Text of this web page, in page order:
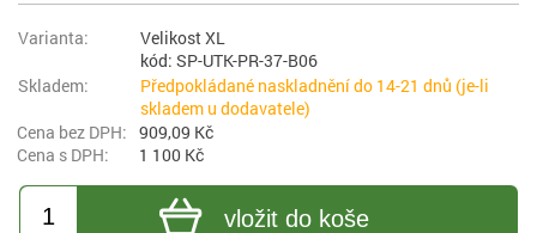
Velikost XL
kód: SP-UTK-PR-37-B06
Předpokládané naskladnění do 14-21 dnů (je-li
skladem u dodavatele)
909,09 Kč
1 100 Kč
vložit do koše